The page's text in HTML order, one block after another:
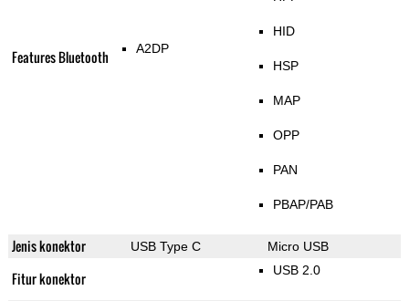
Features Bluetooth A2DP
HID
HSP
MAP
OPP
PAN
PBAP/PAB
Jenis konektor USB Type C Micro USB
Fitur konektor USB 2.0